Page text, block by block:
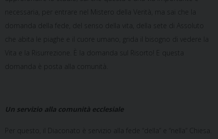
necessaria, per entrare nel Mistero della Verità, ma sai che la
domanda della fede, del senso della vita, della sete di Assoluto
che abita le piaghe e il cuore umano, grida il bisogno di vedere la
Vita e la Risurrezione. È la domanda sul Risorto! E questa
domanda è posta alla comunità.
Un servizio alla comunità ecclesiale
Per questo, il Diaconato è servizio alla fede “della” e “nella” Chiesa.